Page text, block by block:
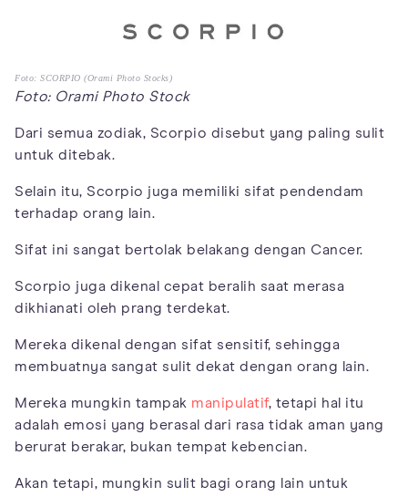
Foto: SCORPIO (Orami Photo Stocks)
Foto: Orami Photo Stock
Dari semua zodiak, Scorpio disebut yang paling sulit
untuk ditebak.
Selain itu, Scorpio juga memiliki sifat pendendam
terhadap orang lain.
Sifat ini sangat bertolak belakang dengan Cancer.
Scorpio juga dikenal cepat beralih saat merasa
dikhianati oleh prang terdekat.
Mereka dikenal dengan sifat sensitif, sehingga
membuatnya sangat sulit dekat dengan orang lain.
Mereka mungkin tampak manipulatif, tetapi hal itu
adalah emosi yang berasal dari rasa tidak aman yang
berurat berakar, bukan tempat kebencian.
Akan tetapi, mungkin sulit bagi orang lain untuk